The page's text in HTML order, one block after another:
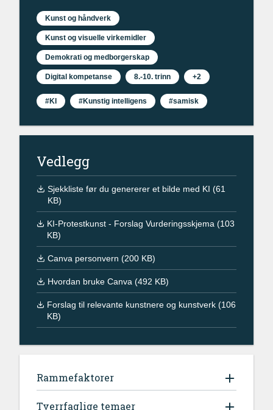
Kunst og håndverk
Kunst og visuelle virkemidler
Demokrati og medborgerskap
Digital kompetanse 8.-10. trinn +2
#KI #Kunstig intelligens #samisk
Vedlegg
Sjekkliste før du genererer et bilde med KI (61
KB)
KI-Protestkunst - Forslag Vurderingsskjema (103
KB)
Canva personvern (200 KB)
Hvordan bruke Canva (492 KB)
Forslag til relevante kunstnere og kunstverk (106
KB)
Rammefaktorer
Tverrfaglige temaer